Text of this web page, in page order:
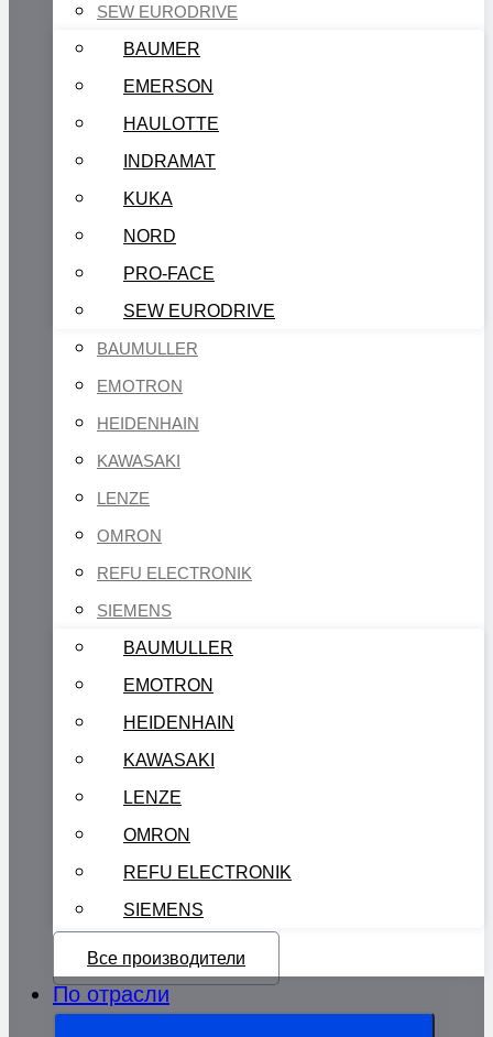
SEW EURODRIVE
BAUMER
EMERSON
HAULOTTE
INDRAMAT
KUKA
NORD
PRO-FACE
SEW EURODRIVE
BAUMULLER
EMOTRON
HEIDENHAIN
KAWASAKI
LENZE
OMRON
REFU ELECTRONIK
SIEMENS
BAUMULLER
EMOTRON
HEIDENHAIN
KAWASAKI
LENZE
OMRON
REFU ELECTRONIK
SIEMENS
Все производители
По отрасли